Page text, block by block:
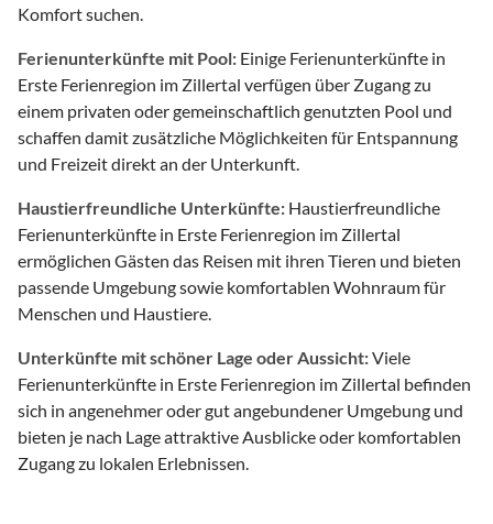
Komfort suchen.
Ferienunterkünfte mit Pool: Einige Ferienunterkünfte in
Erste Ferienregion im Zillertal verfügen über Zugang zu
einem privaten oder gemeinschaftlich genutzten Pool und
schaffen damit zusätzliche Möglichkeiten für Entspannung
und Freizeit direkt an der Unterkunft.
Haustierfreundliche Unterkünfte: Haustierfreundliche
Ferienunterkünfte in Erste Ferienregion im Zillertal
ermöglichen Gästen das Reisen mit ihren Tieren und bieten
passende Umgebung sowie komfortablen Wohnraum für
Menschen und Haustiere.
Unterkünfte mit schöner Lage oder Aussicht:Viele
Ferienunterkünfte in Erste Ferienregion im Zillertal befinden
sich in angenehmer oder gut angebundener Umgebung und
bieten je nach Lage attraktive Ausblicke oder komfortablen
Zugang zu lokalen Erlebnissen.